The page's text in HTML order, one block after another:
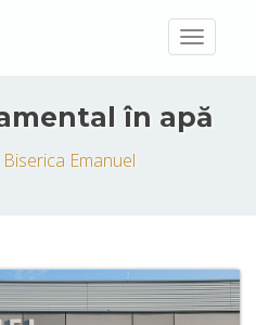
Toggle
în apă
Biserica Emanuel